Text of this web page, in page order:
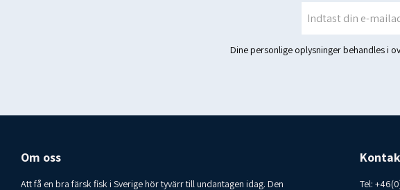
Dine personlige oplysninger behandles i
Om oss
Att få en bra färsk fisk i Sverige hör tyvärr till undantagen idag. Den Tel: